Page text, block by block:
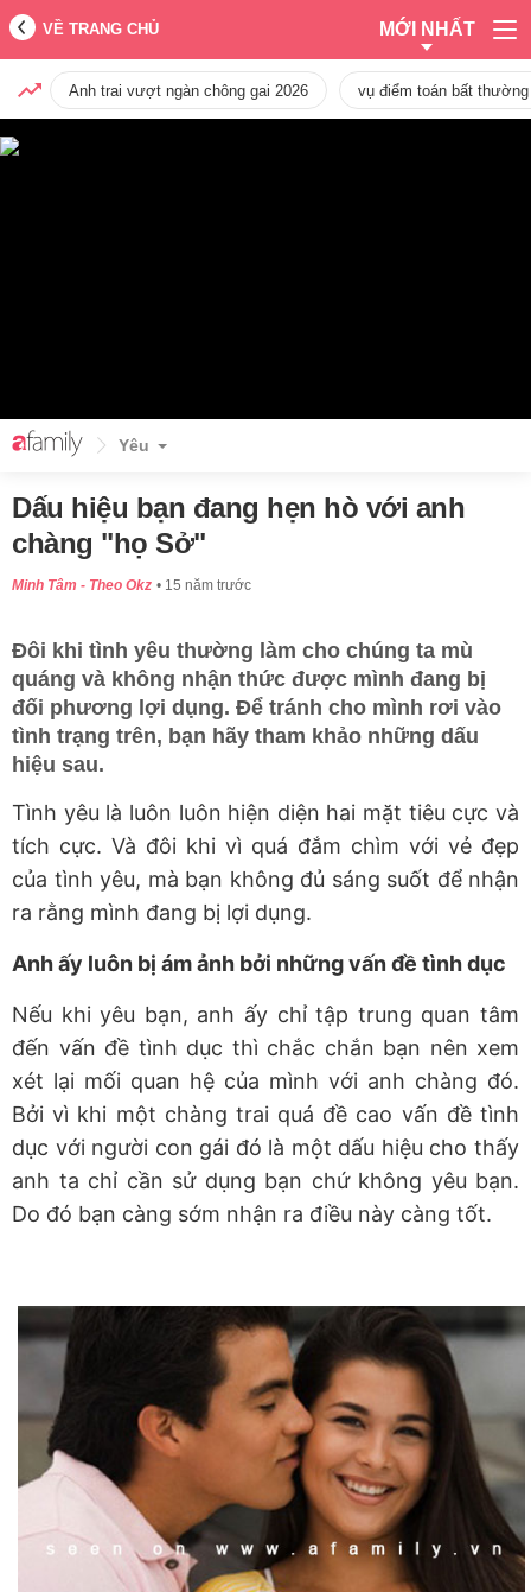
VỀ TRANG CHỦ MỚI NHẤT
Anh trai vượt ngàn chông gai 2026 vụ điểm toán bất
Yêu
Dấu hiệu bạn đang hẹn hò với anh
chàng "họ Sở"
Minh Tâm - Theo Okz 15 năm trước
Đôi khi tình yêu thường làm cho chúng ta mù
quáng và không nhận thức được mình đang bị
đối phương lợi dụng. Để tránh cho mình rơi vào
tình trạng trên, bạn hãy tham khảo những dấu
hiệu sau.
Tình yêu là luôn luôn hiện diện hai mặt tiêu cực và
tích cực. Và đôi khi vì quá đắm chìm với vẻ đẹp
của tình yêu, mà bạn không đủ sáng suốt để nhận
ra rằng mình đang bị lợi dụng.
Anh ấy luôn bị ám ảnh bởi những vấn đề tình dục
Nếu khi yêu bạn, anh ấy chỉ tập trung quan tâm
đến vấn đề tình dục thì chắc chắn bạn nên xem
xét lại mối quan hệ của mình với anh chàng đó.
Bởi vì khi một chàng trai quá đề cao vấn đề tình
dục với người con gái đó là một dấu hiệu cho thấy
anh ta chỉ cần sử dụng bạn chứ không yêu bạn.
Do đó bạn càng sớm nhận ra điều này càng tốt.